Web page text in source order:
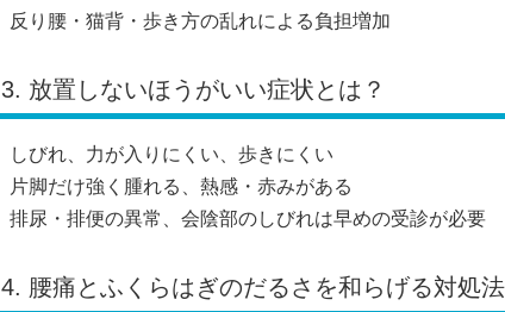
反り腰・猫背・歩き方の乱れによる負担増加
3. 放置しないほうがいい症状とは？
しびれ、力が入りにくい、歩きにくい
片脚だけ強く腫れる、熱感・赤みがある
排尿・排便の異常、会陰部のしびれは早めの受診が必要
4. 腰痛とふくらはぎのだるさを和らげる対処法